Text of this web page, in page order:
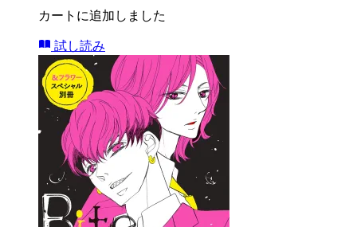
カートに追加しました
試し読み